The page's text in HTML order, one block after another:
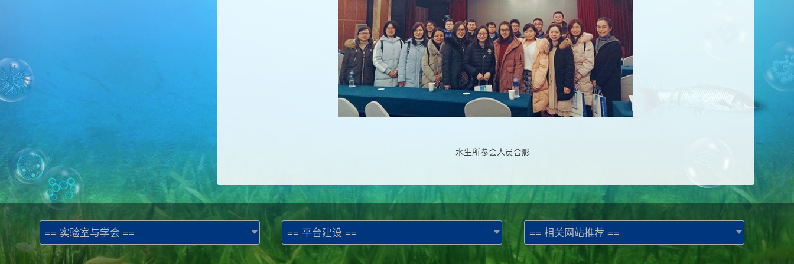
水生所参会人员合影
== 实验室与学会 == == 平台建设 == == 相关网站推荐 ==